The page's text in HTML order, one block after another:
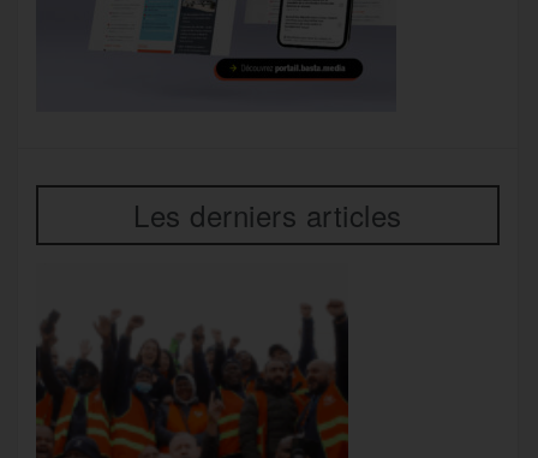
Les derniers articles